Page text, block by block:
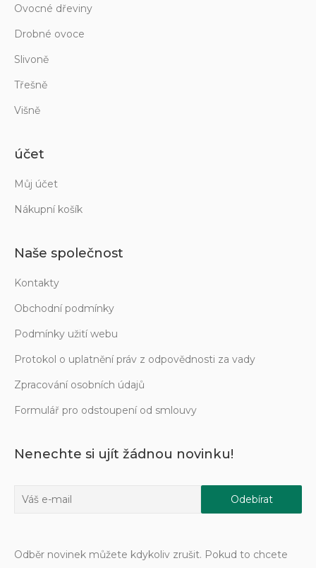
Ovocné dřeviny
Drobné ovoce
Slivoně
Třešně
Višně
účet
Můj účet
Nákupní košík
Naše společnost
Kontakty
Obchodní podmínky
Podmínky užití webu
Protokol o uplatnění práv z odpovědnosti za vady
Zpracování osobních údajů
Formulář pro odstoupení od smlouvy
Nenechte si ujít žádnou novinku!
Odběr novinek můžete kdykoliv zrušit. Pokud to chcete